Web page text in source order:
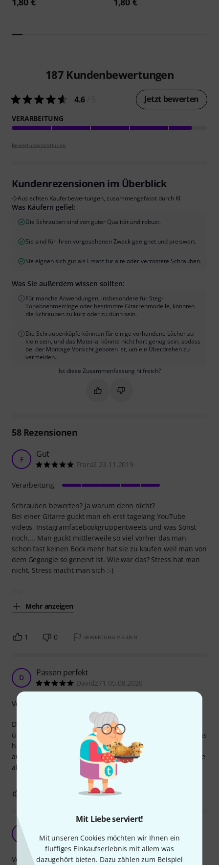
Mit Liebe serviert!
Mit unseren Cookies möchten wir Ihnen ein
fluffiges Einkaufserlebnis mit allem was
dazugehört bieten. Dazu zählen zum Beispiel
187 Kundenbewertungen
4.6 Jetzt bewerten
VERARBEITUNG
Bewertungsrichtlinien
Kundenrezensionen im Überblick
Aus echten Käuferbewertungen, zusammengefasst durch KI
Was Käufern gefiel:
Die Schrauben sind von guter Qualität und robust.
Sie sind für ihren vorgesehenen Zweck geeignet und preiswert.
Sie eignen sich gut als Ersatz für alte oder verrostete Schrauben.
Was Sie außerdem wissen sollten:
Für manche Anwendungen, insbesondere für Steg-
Tonabnehmerringe oder bestimmte Gitarrenmodelle, könnten
die Schrauben zu kurz oder zu dünn sein.
Die Schraubenköpfe könnten für einige vorhandene Löcher zu
klein sein, und das Material könnte nicht hart genug sein, sodass
bei der Montage Vorsicht geboten ist, um ein Überdrehen zu
vermeiden.
Ist diese Zusammenfassung hilfreich?
Markieren Sie diese
Markieren Sie diese
58Rezensionen
F Gut
Fraro2 23.11.2019
Schrauben bewerten? Ja warum denn nicht?
Bei einer Gitarre guckt man eh erst tagelang YouTube
videos, Instagramfacebookgruppentweets und was Sonst
noch.... Man guckt mittlerweile so viel vorher das man
schon fast keinen Bock mehr hat sie zu kaufen weil man von
dem Gegoogle so genervt ist. Wie war das? Stress hat man
nicht, Stress macht man sich :-)
Mehr anzeigen
Verarbeitung
1 0 BEWERTUNG MELDEN
D Passen perfekt
David271 05.08.2020
Die Schrauben passen natürlich einwandfrei zu den
üblichen Standard Pickup Frames. Das Material ist nicht das
härteste, sodass man beim eindrehen schon etwas
aufpassen muss, dass man sie nicht rund macht. Werde sie
aber dennoch wieder kaufen.
Verarbeitung
BEWERTUNG MELDEN
M
Michael9153 21.02.2022
Verarbeitung